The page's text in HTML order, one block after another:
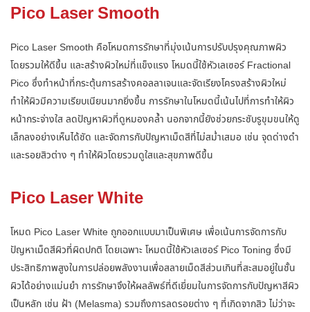
Pico Laser Smooth
Pico Laser Smooth คือโหมดการรักษาที่มุ่งเน้นการปรับปรุงคุณภาพผิว
โดยรวมให้ดีขึ้น และสร้างผิวใหม่ที่แข็งแรง โหมดนี้ใช้หัวเลเซอร์ Fractional
Pico ซึ่งทำหน้าที่กระตุ้นการสร้างคอลลาเจนและจัดเรียงโครงสร้างผิวใหม่
ทำให้ผิวมีความเรียบเนียนมากยิ่งขึ้น การรักษาในโหมดนี้เน้นไปที่การทำให้ผิว
หน้ากระจ่างใส ลดปัญหาผิวที่ดูหมองคล้ำ นอกจากนี้ยังช่วยกระชับรูขุมขนให้ดู
เล็กลงอย่างเห็นได้ชัด และจัดการกับปัญหาเม็ดสีที่ไม่สม่ำเสมอ เช่น จุดด่างดำ
และรอยสิวต่าง ๆ ทำให้ผิวโดยรวมดูใสและสุขภาพดีขึ้น
Pico Laser White
โหมด Pico Laser White ถูกออกแบบมาเป็นพิเศษ เพื่อเน้นการจัดการกับ
ปัญหาเม็ดสีผิวที่ผิดปกติ โดยเฉพาะ โหมดนี้ใช้หัวเลเซอร์ Pico Toning ซึ่งมี
ประสิทธิภาพสูงในการปล่อยพลังงานเพื่อสลายเม็ดสีส่วนเกินที่สะสมอยู่ในชั้น
ผิวได้อย่างแม่นยำ การรักษาจึงให้ผลลัพธ์ที่ดีเยี่ยมในการจัดการกับปัญหาสีผิว
เป็นหลัก เช่น ฝ้า (Melasma) รวมถึงการลดรอยต่าง ๆ ที่เกิดจากสิว ไม่ว่าจะ